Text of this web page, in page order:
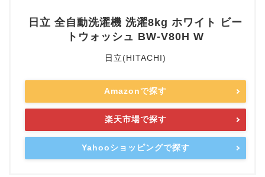
日立 全自動洗濯機 洗濯8kg ホワイト ビー
トウォッシュ BW-V80H W
日立(HITACHI)
Amazonで探す
楽天市場で探す
Yahooショッピングで探す